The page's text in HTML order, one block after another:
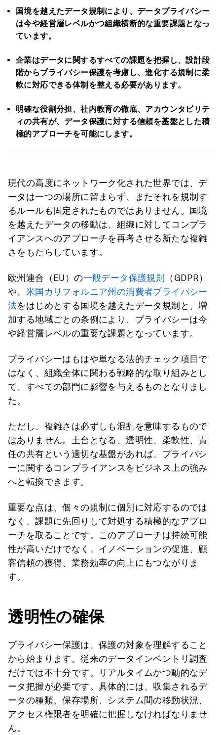
国境を越えたデータ規制により、データプライバシー
は今や経営層レベルかつ組織横断的な重要課題となっ
ています。
企業はデータに関するすべての課題を把握し、設計段
階からプライバシー保護を考慮し、進化する規制に柔
軟に対応できる体制を整える必要があります。
明確な役割分担、社内教育の徹底、アカウンタビリテ
ィの共有が、データ保護に対する信頼を基盤とした積
極的アプローチを可能にします。
現代の高度にネットワーク化された世界では、デ
ータは一つの場所に留まらず、またそれを規制す
るルールも固定されたものではありません。国境
を越えたデータの移動は、組織に対してコンプラ
イアンスへのアプローチを再考させる新たな複雑
さをもたらしています。
欧州連合（EU）の一般データ保護規則
（GDPR）
や、 米国カリフォルニア州の消費者プライバシー
法をはじめとする国境を越えたデータ規制と、増
加する地域ごとの条例により、プライバシーは今
や経営層レベルの重要な課題となっています。
プライバシーはもはや単なる法的チェック項目で
はなく、組織全体に関わる戦略的な取り組みとし
て、すべての部門に影響を与えるものとなりまし
た。
ただし、複雑さは必ずしも混乱を意味するもので
はありません。土台となる、透明性、柔軟性、責
任の共有という適切な基盤があれば、プライバシ
ーに関するコンプライアンスをビジネス上の強み
へと転換できます。
重要な点は、個々の規制に個別に対応するのでは
なく、課題に先回りして対処する積極的なアプロ
ーチを取ることです。このアプローチは持続可能
性が高いだけでなく、イノベーションの促進、顧
客信頼の獲得、業務効率の向上にもつながりま
す。
透明性の確保
プライバシー保護は、保護の対象を理解すること
から始まります。従来のデータインベントリ調査
だけでは不十分です。リアルタイムかつ動的なデ
ータ把握が必要です。具体的には、収集されるデ
ータの種類、保存場所、システム間の移動状況、
アクセス権限者を明確に把握しなければなりませ
ん。